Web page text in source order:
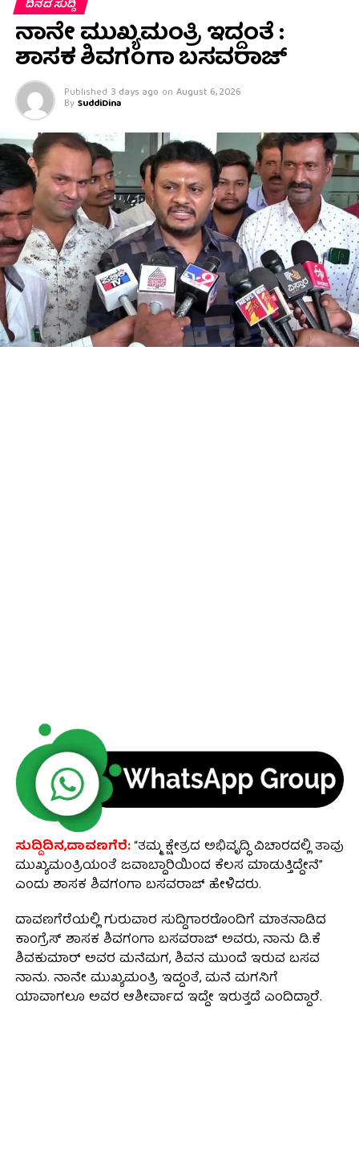
ದಿನದ ಸುದ್ದಿ
ನಾನೇ ಮುಖ್ಯಮಂತ್ರಿ ಇದ್ದಂತೆ :
ಶಾಸಕ ಶಿವಗಂಗಾ ಬಸವರಾಜ್
Published 3 days ago on August 6, 2026
By SuddiDina
ಸುದ್ದಿದಿನ,ದಾವಣಗೆರೆ:“ತಮ್ಮ ಕ್ಷೇತ್ರದ ಅಭಿವೃದ್ಧಿ ವಿಚಾರದಲ್ಲಿ ತಾವು
ಮುಖ್ಯಮಂತ್ರಿಯಂತೆ ಜವಾಬ್ದಾರಿಯಿಂದ ಕೆಲಸ ಮಾಡುತ್ತಿದ್ದೇನೆ”
ಎಂದು ಶಾಸಕ ಶಿವಗಂಗಾ ಬಸವರಾಜ್ ಹೇಳಿದರು.
ದಾವಣಗೆರೆಯಲ್ಲಿ ಗುರುವಾರ ಸುದ್ದಿಗಾರರೊಂದಿಗೆ ಮಾತನಾಡಿದ
ಕಾಂಗ್ರೆಸ್ ಶಾಸಕ ಶಿವಗಂಗಾ ಬಸವರಾಜ್ ಅವರು, ನಾನು ಡಿ.ಕೆ
ಶಿವಕುಮಾರ್‌ ಅವರ ಮನೆಮಗ, ಶಿವನ ಮುಂದೆ ಇರುವ ಬಸವ
ನಾನು. ನಾನೇ ಮುಖ್ಯಮಂತ್ರಿ ಇದ್ದಂತೆ, ಮನೆ ಮಗನಿಗೆ
ಯಾವಾಗಲೂ ಅವರ ಆಶೀರ್ವಾದ ಇದ್ದೇ ಇರುತ್ತದೆ ಎಂದಿದ್ದಾರೆ.